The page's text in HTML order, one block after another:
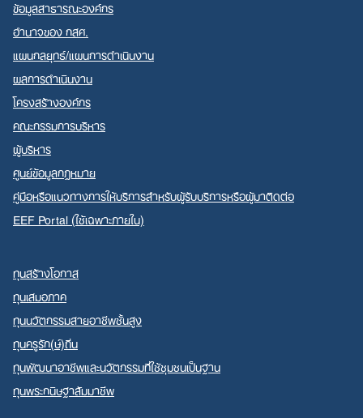
ข้อมูลสาธารณะองค์กร
อำนาจของ กสศ.
แผนกลยุทธ์/แผนการดำเนินงาน
ผลการดำเนินงาน
โครงสร้างองค์กร
คณะกรรมการบริหาร
ผู้บริหาร
ศูนย์ข้อมูลกฎหมาย
คู่มือหรือแนวทางการให้บริการสำหรับผู้รับบริการหรือผู้มาติดต่อ
EEF Portal (ใช้เฉพาะภายใน)
ทุนสร้างโอกาส
ทุนเสมอภาค
ทุนนวัตกรรมสายอาชีพชั้นสูง
ทุนครูรัก(ษ์)ถิ่น
ทุนพัฒนาอาชีพและนวัตกรรมที่ใช้ชุมชนเป็นฐาน
ทุนพระกนิษฐาสัมมาชีพ